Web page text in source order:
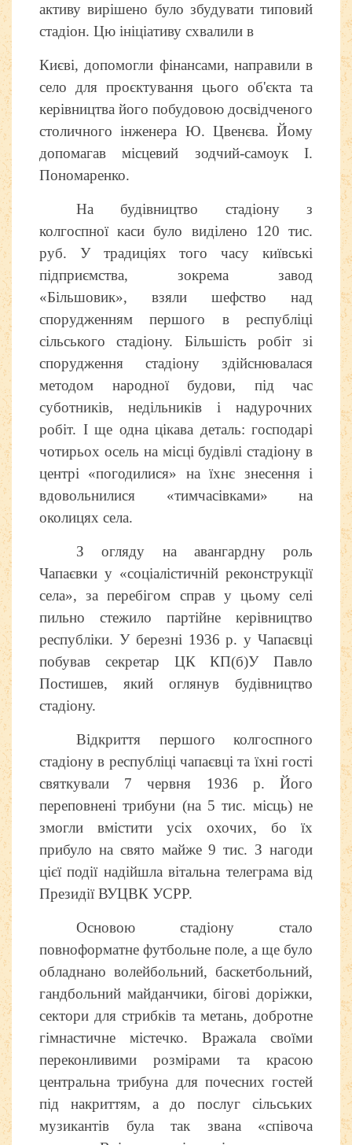
активу вирішено було збудувати типовий
стадіон. Цю ініціативу схвалили в
Києві, допомогли фінансами, направили в
село для проєктування цього об'єкта та
керівництва його побудовою досвідченого
столичного інженера Ю. Цвенєва. Йому
допомагав місцевий зодчий-самоук І.
Пономаренко.
На будівництво стадіону з
колгоспної каси було виділено 120 тис.
руб. У традиціях того часу київські
підприємства, зокрема завод
«Більшовик», взяли шефство над
спорудженням першого в республіці
сільського стадіону. Більшість робіт зі
спорудження стадіону здійснювалася
методом народної будови, під час
суботників, недільників і надурочних
робіт. І ще одна цікава деталь: господарі
чотирьох осель на місці будівлі стадіону в
центрі «погодилися» на їхнє знесення і
вдовольнилися «тимчасівками» на
околицях села.
З огляду на авангардну роль
Чапаєвки у «соціалістичній реконструкції
села», за перебігом справ у цьому селі
пильно стежило партійне керівництво
республіки. У березні 1936 р. у Чапаєвці
побував секретар ЦК КП(б)У Павло
Постишев, який оглянув будівництво
стадіону.
Відкриття першого колгоспного
стадіону в республіці чапаєвці та їхні гості
святкували 7 червня 1936 р. Його
переповнені трибуни (на 5 тис. місць) не
змогли вмістити усіх охочих, бо їх
прибуло на свято майже 9 тис. З нагоди
цієї події надійшла вітальна телеграма від
Президії ВУЦВК УСРР.
Основою стадіону стало
повноформатне футбольне поле, а ще було
обладнано волейбольний, баскетбольний,
гандбольний майданчики, бігові доріжки,
сектори для стрибків та метань, добротне
гімнастичне містечко. Вражала своїми
переконливими розмірами та красою
центральна трибуна для почесних гостей
під накриттям, а до послуг сільських
музикантів була так звана «співоча